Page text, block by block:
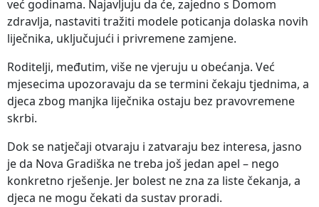
već godinama. Najavljuju da će, zajedno s Domom
zdravlja, nastaviti tražiti modele poticanja dolaska novih
liječnika, uključujući i privremene zamjene.
Roditelji, međutim, više ne vjeruju u obećanja. Već
mjesecima upozoravaju da se termini čekaju tjednima, a
djeca zbog manjka liječnika ostaju bez pravovremene
skrbi.
Dok se natječaji otvaraju i zatvaraju bez interesa, jasno
je da Nova Gradiška ne treba još jedan apel – nego
konkretno rješenje. Jer bolest ne zna za liste čekanja, a
djeca ne mogu čekati da sustav proradi.